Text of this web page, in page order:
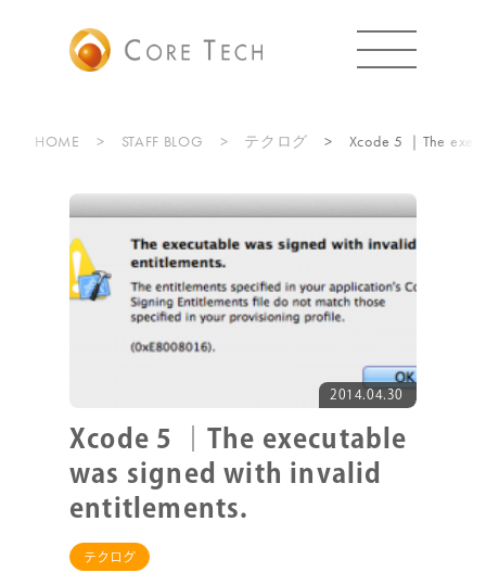
HOME STAFF BLOG テクログ Xcode 5 ｜The
2014.04.30
Xcode 5 ｜The executable
was signed with invalid
entitlements.
テクログ